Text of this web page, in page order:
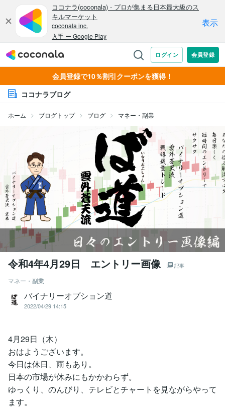
会員登録で10％割引クーポンを獲得！
ココナラブログ
ホーム ブログトップ ブログ マネー・副業
令和4年4月29日 エントリー画像 記事
マネー・副業
バイナリーオプション道
2022/04/29 14:15
4月29日（木）
おはようございます。
今日は休日、雨もあり。
日本の市場が休みにもかかわらず。
ゆっくり、のんびり、テレビとチャートを見ながらやって
ます。